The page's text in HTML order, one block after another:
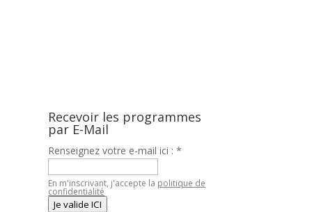
Recevoir les programmes
par E-Mail
Renseignez votre e-mail ici : *
En m'inscrivant, j'accepte la politique de
confidentialité
Je valide ICI